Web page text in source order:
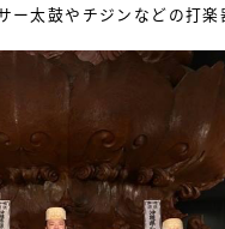
ー太鼓やチジンなどの打